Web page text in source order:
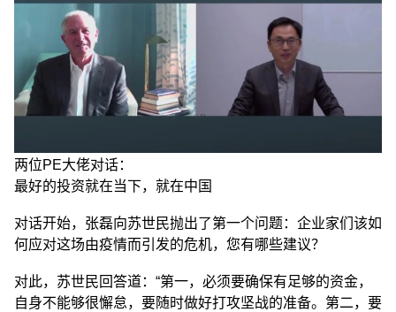
两位PE大佬对话：
最好的投资就在当下，就在中国
对话开始，张磊向苏世民抛出了第一个问题：企业家们该如
何应对这场由疫情而引发的危机，您有哪些建议？
对此，苏世民回答道：“第一，必须要确保有足够的资金，
自身不能够很懈怠，要随时做好打攻坚战的准备。第二，要